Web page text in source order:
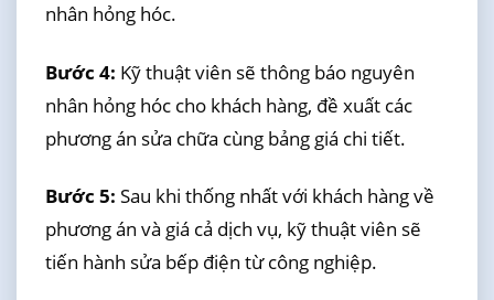
nhân hỏng hóc.
Bước 4: Kỹ thuật viên sẽ thông báo nguyên
nhân hỏng hóc cho khách hàng, đề xuất các
phương án sửa chữa cùng bảng giá chi tiết.
Bước 5: Sau khi thống nhất với khách hàng về
phương án và giá cả dịch vụ, kỹ thuật viên sẽ
tiến hành sửa bếp điện từ công nghiệp.